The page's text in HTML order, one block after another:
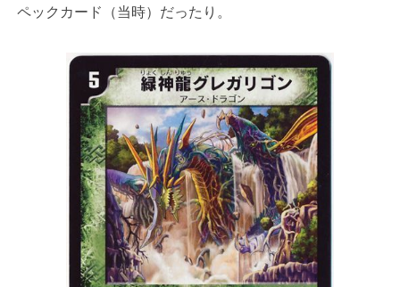
ペックカード（当時）だったり。